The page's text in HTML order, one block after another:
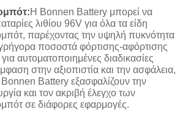
Η Bonnen Battery μπορεί να
λιθίου 96V για όλα τα είδη
παρέχοντας την υψηλή πυκνότητα
γρήγορα ποσοστά φόρτισης-αφόρτισης
αυτοματοποιημένες διαδικασίες
στην αξιοπιστία και την ασφάλεια,
Bonnen Battery εξασφαλίζουν την
και τον ακριβή έλεγχο των
σε διάφορες εφαρμογές.